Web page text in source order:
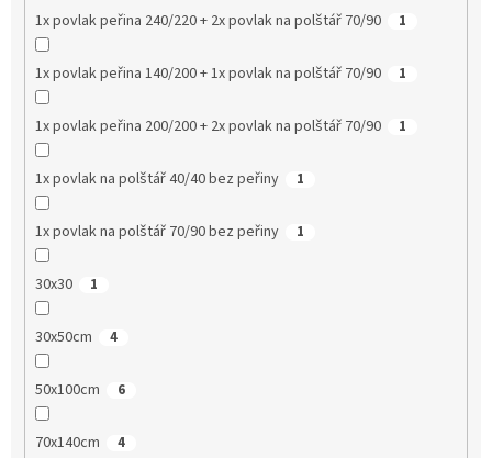
1x povlak peřina 240/220 + 2x povlak na polštář 70/90 1
1x povlak peřina 140/200 + 1x povlak na polštář 70/90 1
1x povlak peřina 200/200 + 2x povlak na polštář 70/90 1
1x povlak na polštář 40/40 bez peřiny 1
1x povlak na polštář 70/90 bez peřiny 1
30x30 1
30x50cm 4
50x100cm 6
70x140cm 4